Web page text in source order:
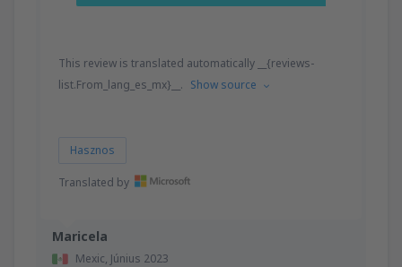
Maricela
Mexic, Június 2023
This review is translated automatically __{reviews-
list.From_lang_es_mx}__. Show source
Hasznos
Translated by